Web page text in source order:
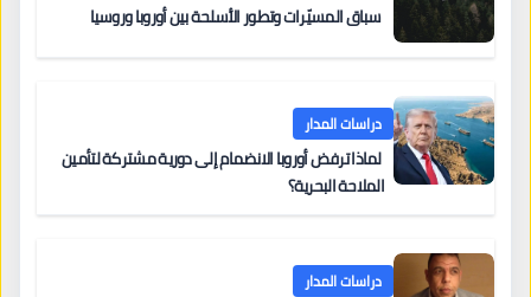
سباق المسيّرات وتطور الأسلحة بين أوروبا وروسيا
دراسات المدار
لماذا ترفض أوروبا الانضمام إلى دورية مشتركة لتأمين
الملاحة البحرية؟
دراسات المدار